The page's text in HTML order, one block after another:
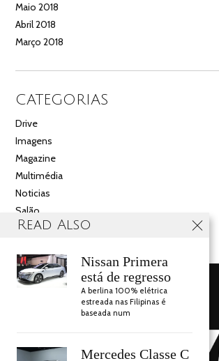
Maio 2018
Abril 2018
Março 2018
CATEGORIAS
Drive
Imagens
Magazine
Multimédia
Noticias
Salão
Videos
Read Also
Nissan Primera
está de regresso
A berlina 100% elétrica
estreada nas Filipinas é
baseada num
Mercedes Classe C